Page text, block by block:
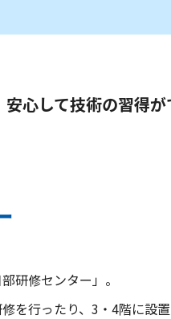
安心して技術の習得が
研修センター」。
を行ったり、3・4階に設